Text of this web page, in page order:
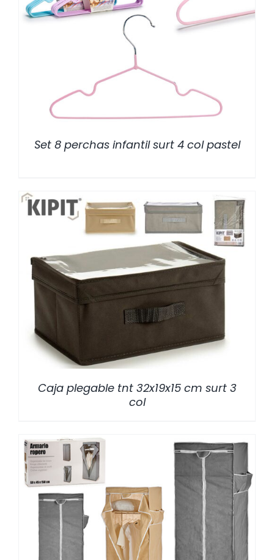
/
Set 8 perchas infantil surt 4 col pastel
DETALLES
Caja plegable tnt 32x19x15 cm surt 3
col
/ DETALLES